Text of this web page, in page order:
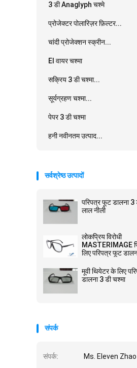
3 डी Anaglyph चश्मे
प्रोजेक्टर पोलारिज़र फ़िल्टर...
चांदी प्रोजेक्शन स्क्रीन...
El वायर चश्मा
सक्रिय 3 डी चश्मा...
सूर्यग्रहण चश्मा...
पेपर 3 डी चश्मा
हनी नवीनतम उत्पाद...
सर्वश्रेष्ठ उत्पादों
परिपत्र फूट डालना 3
लाल नीली
लोकप्रिय विरोधी
MASTERIMAGE
लिए परिपत्र फूट
मूवी थियेटर के लिए
डालना 3 डी चश्मा
संपर्क
संपर्क: Ms. Eleven Zhao